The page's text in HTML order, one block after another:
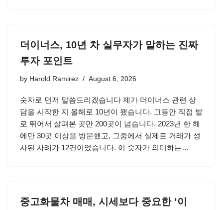
더이너스, 10년 차 실무자가 말하는 진짜
투자 포인트
by Harold Ramirez August 6, 2026
숫자로 먼저 말씀드리겠습니다 제가 더이너스 관련 상
담을 시작한 지 올해로 10년이 됐습니다. 그동안 직접 발
로 뛰어서 살펴본 곳만 200곳이 넘습니다. 2023년 한 해
에만 30곳 이상을 방문했고, 그중에서 실제로 거래가 성
사된 사례가 12건이었습니다. 이 숫자가 의미하는…
중고화물차 매매, 시세보다 중요한 ‘이